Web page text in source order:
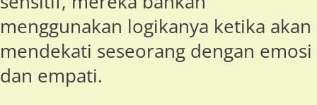
menggunakan logikanya ketika akan
mendekati seseorang dengan emosi
dan empati.